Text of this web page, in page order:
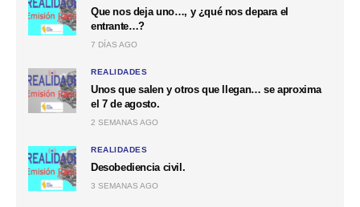
Que nos deja uno…, y ¿qué nos depara el
entrante…?
7 DÍAS AGO
REALIDADES
Unos que salen y otros que llegan… se aproxima
el 7 de agosto.
2 SEMANAS AGO
REALIDADES
Desobediencia civil.
3 SEMANAS AGO